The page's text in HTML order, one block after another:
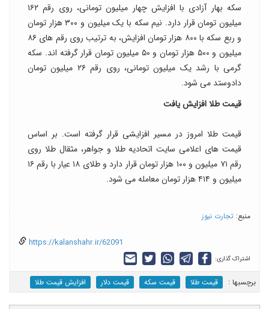
سکه بهار آزادی با افزایش چهار میلیون تومانی، روی رقم ۱۶۲
میلیون تومان قرار دارد. نیم سکه با یک میلیون و ۳۰۰ هزار تومان
و ربع سکه با ۸۰۰ هزار تومان افزایش، به ترتیب روی رقم های ۸۶
میلیون و ۵۰۰ هزار تومان و ۵۰ میلیون تومان قرار گرفته اند. سکه
گرمی با رشد یک میلیون تومانی، روی رقم ۲۶ میلیون تومان
دادوستد می شود.
قیمت طلا افزایش یافت
قیمت طلا امروز در مسیر افزایشی قرار گرفته است. بر اساس
قیمت های اعلامی سایت اتحادیه طلا و جواهر، مثقال طلا روی
رقم ۷۱ میلیون و ۱۰۰ هزار تومان قرار دارد و طلای ۱۸ عیار با رقم ۱۶
میلیون و ۴۱۴ هزار تومان معامله می شود.
منبع: تجارت نیوز
https://kalanshahr.ir/62091
اشتراک گذاری:
برچسب‎ها : قیمت طلا قیمت سکه قیمت دلار افزایش قیمت طلا